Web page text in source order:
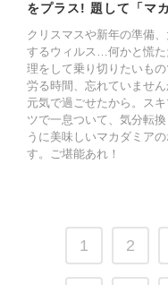
をプラス! 題して「マ
クリスマスや新年の準備
するウィルス…何かと慌た
理をして乗り切りたいも
労る時間、忘れていませ
元気で過ごせたから。ス
ツで一息ついて、気分転
うに美味しいマカダミア
す。ご堪能あれ！
1 2